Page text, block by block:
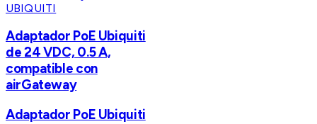
UBIQUITI
Adaptador PoE Ubiquiti
de 24 VDC, 0.5 A,
compatible con
airGateway
Adaptador PoE Ubiquiti